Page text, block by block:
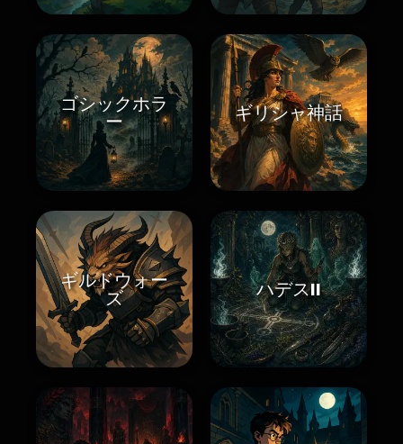
ゴシックホラ
ー
ギリシャ神話
ギルドウォー
ズ
ハデスII